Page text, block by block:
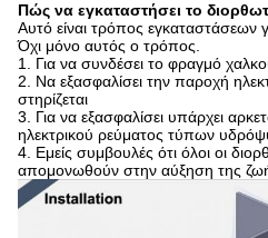
Πώς να εγκαταστήσει το
Αυτό είναι τρόπος εγκαταστάσεων
Όχι μόνο αυτός ο τρόπος.
1. Για να συνδέσει το φραγμό
2. Να εξασφαλίσει την παροχή
στηρίζεται
3. Για να εξασφαλίσει υπάρχει
ηλεκτρικού ρεύματος τύπων
4. Εμείς συμβουλές ότι όλοι οι
απομονωθούν στην αύξηση της